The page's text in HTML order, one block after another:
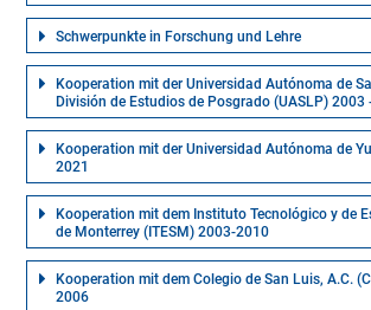
Schwerpunkte in Forschung und Lehre
Kooperation mit der Universidad Autónoma de
División de Estudios de Posgrado (UASLP) 2003
Kooperation mit der Universidad Autónoma de
2021
Kooperation mit dem Instituto Tecnológico y de
de Monterrey (ITESM) 2003-2010
Kooperation mit dem Colegio de San Luis, A.C.
2006